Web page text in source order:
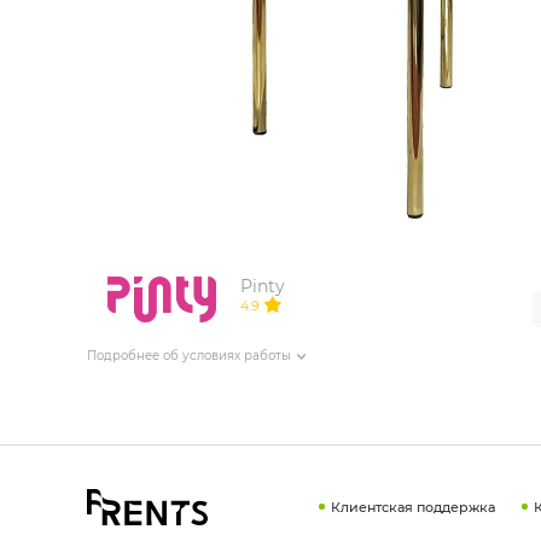
ИЗДЕЛИЯ ДЛЯ КОМФОРТА
ТЕХНИЧЕСКОЕ ОБОРУДОВАНИЕ
Pinty
4.9
Подробнее об условиях работы
Клиентская поддержка